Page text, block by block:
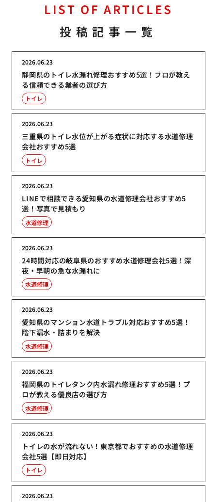
LIST OF ARTICLES
投稿記事一覧
静岡県のトイレ水漏れ修理おすすめ5選！プロが教え
る信頼できる業者の選び方
2026.06.23
トイレ
三重県のトイレ水位が上がる症状に対応する水道修理
会社おすすめ5選
2026.06.23
トイレ
LINEで相談できる愛知県の水道修理会社おすすめ5
選！写真で見積もり
2026.06.23
水道修理
24時間対応の岐阜県のおすすめ水道修理会社5選！深
夜・早朝の急な水漏れに
2026.06.23
水道修理
愛知県のマンション水道トラブル対応おすすめ5選！
階下漏水・詰まりを解決
2026.06.23
水道修理
福岡県のトイレタンク内水漏れ修理おすすめ5選！プ
ロが教える優良店の選び方
2026.06.23
水道修理
トイレの水が流れない！東京都でおすすめの水道修理
会社5選【即日対応】
2026.06.23
トイレ
2026.06.23